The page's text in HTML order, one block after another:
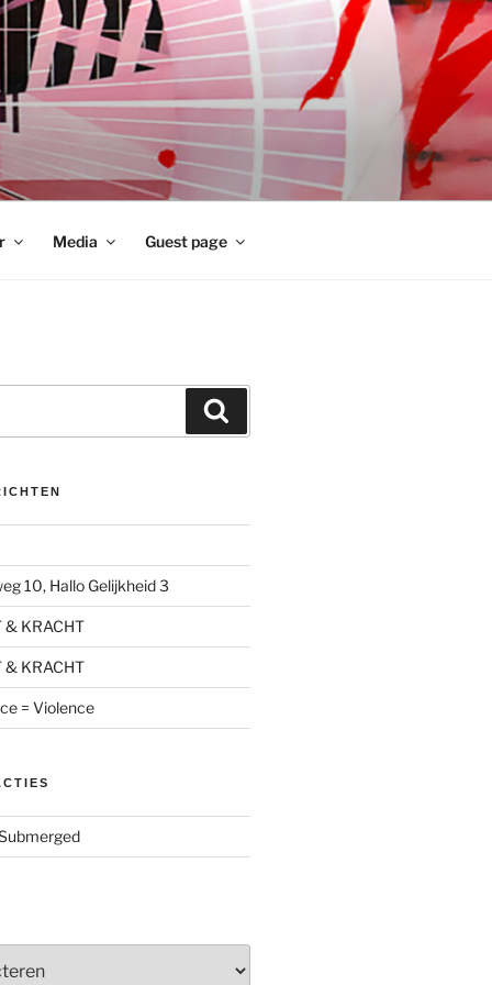
Media Guest page
10, Hallo Gelijkheid 3
& KRACHT
& KRACHT
= Violence